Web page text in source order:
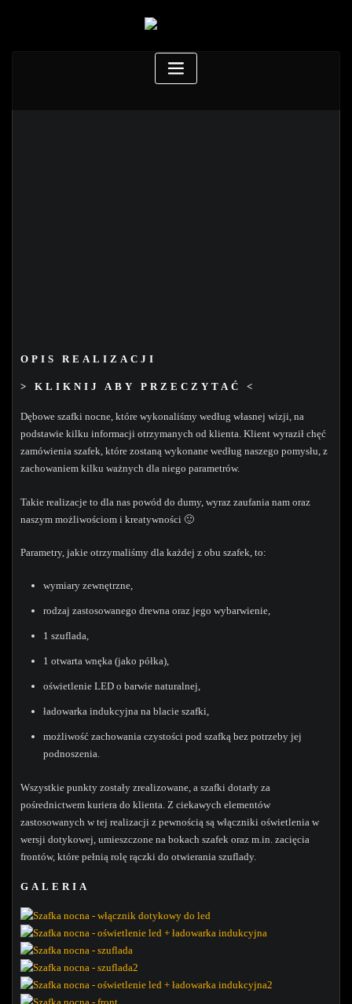
OPIS REALIZACJI
> KLIKNIJ ABY PRZECZYTAĆ <
Dębowe szafki nocne, które wykonaliśmy według własnej wizji, na
podstawie kilku informacji otrzymanych od klienta. Klient wyraził chęć
zamówienia szafek, które zostaną wykonane według naszego pomysłu, z
zachowaniem kilku ważnych dla niego parametrów.
Takie realizacje to dla nas powód do dumy, wyraz zaufania nam oraz
naszym możliwościom i kreatywności 🙂
Parametry, jakie otrzymaliśmy dla każdej z obu szafek, to:
wymiary zewnętrzne,
rodzaj zastosowanego drewna oraz jego wybarwienie,
1 szuflada,
1 otwarta wnęka (jako półka),
oświetlenie LED o barwie naturalnej,
ładowarka indukcyjna na blacie szafki,
możliwość zachowania czystości pod szafką bez potrzeby jej
podnoszenia.
Wszystkie punkty zostały zrealizowane, a szafki dotarły za
pośrednictwem kuriera do klienta. Z ciekawych elementów
zastosowanych w tej realizacji z pewnością są włączniki oświetlenia w
wersji dotykowej, umieszczone na bokach szafek oraz m.in. zacięcia
frontów, które pełnią rolę rączki do otwierania szuflady.
GALERIA